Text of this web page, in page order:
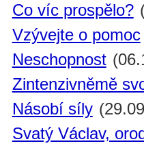
Co víc prospělo?
Vzývejte o pomoc
Neschopnost
Zintenzivněmě
Násobí síly
Svatý Václav,